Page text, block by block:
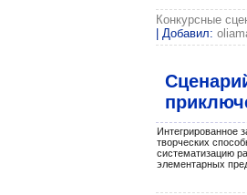
Конкурсные
| Добавил:
Интегрированное
творческих
систематизацию
элементарных